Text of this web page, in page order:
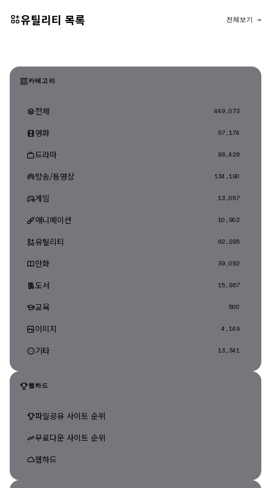
유틸리티 목록 전체보기 →
카테고리
전체 449,073
영화 67,174
드라마 88,426
방송/동영상 134,190
게임 13,057
애니메이션 10,902
유틸리티 62,285
만화 39,082
도서 15,967
교육 500
이미지 4,149
기타 13,341
웹하드
파일공유 사이트 순위
무료다운 사이트 순위
웹하드